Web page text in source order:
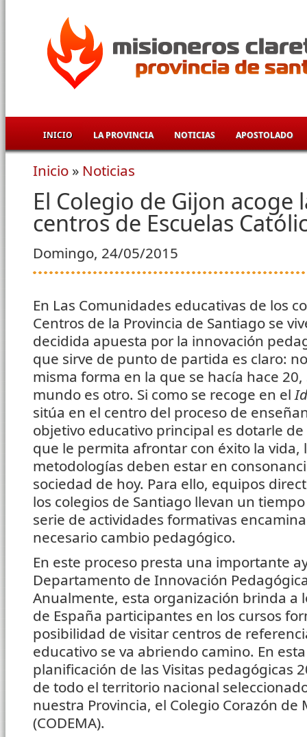
INICIO LA PROVINCIA NOTICIAS APOSTOLADO
Se encuentra usted aquí
Inicio » Noticias
El Colegio de Gijon acoge
centros de Escuelas
Domingo, 24/05/2015
En Las Comunidades educativas de los
Centros de la Provincia de Santiago se
decidida apuesta por la innovación
que sirve de punto de partida es claro:
misma forma en la que se hacía hace
mundo es otro. Si como se recoge en el
sitúa en el centro del proceso de
objetivo educativo principal es dotarle
que le permita afrontar con éxito la vida,
metodologías deben estar en
sociedad de hoy. Para ello, equipos
los colegios de Santiago llevan un
serie de actividades formativas
necesario cambio pedagógico.
En este proceso presta una importante
Departamento de Innovación
Anualmente, esta organización brinda a
de España participantes en los cursos
posibilidad de visitar centros de
educativo se va abriendo camino. En
planificación de las Visitas pedagógicas
de todo el territorio nacional
nuestra Provincia, el Colegio Corazón de
(CODEMA).